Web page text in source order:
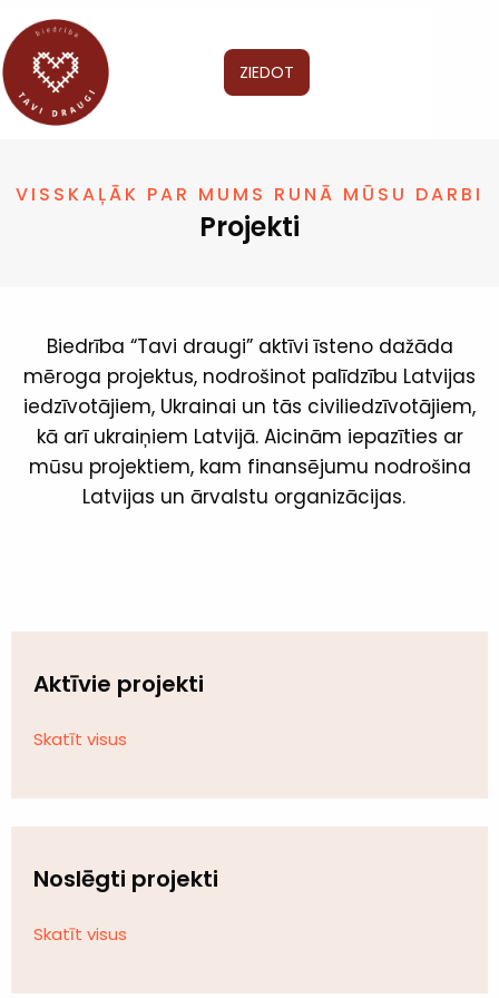
ZIEDOT
VISSKAĻĀK PAR MUMS RUNĀ MŪSU DARBI
Projekti
Biedrība “Tavi draugi” aktīvi īsteno dažāda
mēroga projektus, nodrošinot palīdzību Latvijas
iedzīvotājiem, Ukrainai un tās civiliedzīvotājiem,
kā arī ukraiņiem Latvijā. Aicinām iepazīties ar
mūsu projektiem, kam finansējumu nodrošina
Latvijas un ārvalstu organizācijas.
Aktīvie projekti
Skatīt visus
Noslēgti projekti
Skatīt visus